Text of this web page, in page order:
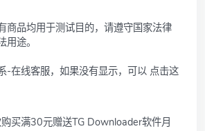
商品均用于测试目的，请遵守国家法律
途。
-在线客服，如果没有显示，可以 点击这
购买满30元赠送TG Downloader软件月